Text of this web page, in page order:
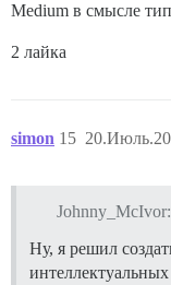
Medium в смысле
2 лайка
simon 15
Johnny_McIvor:
Ну, я решил